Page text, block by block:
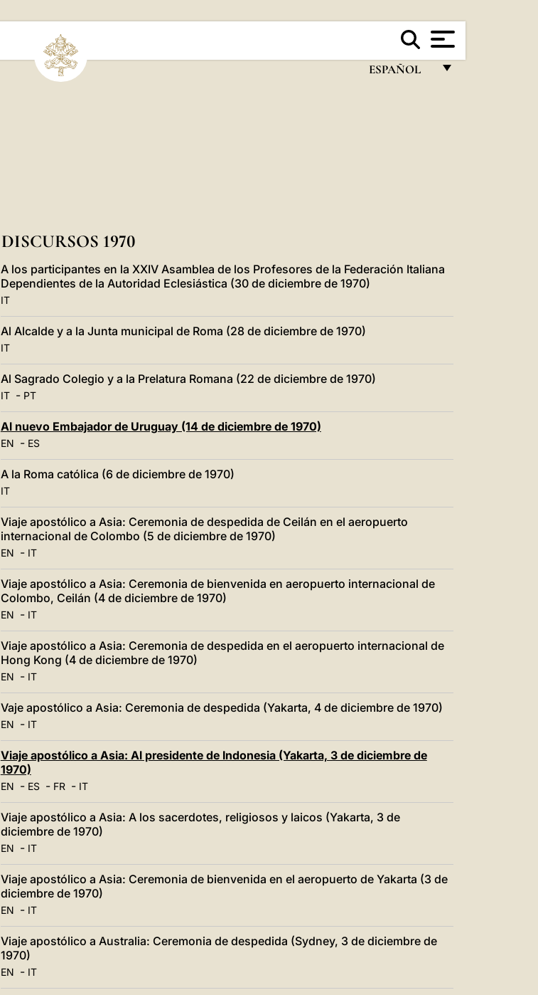
ESPAÑOL
POLSKI
العربيّة
中文
DISCURSOS 1970
A los participantes en la XXIV Asamblea de los Profesores de la Federación Italiana
Dependientes de la Autoridad Eclesiástica (30 de diciembre de 1970)
IT
Al Alcalde y a la Junta municipal de Roma (28 de diciembre de 1970)
IT
Al Sagrado Colegio y a la Prelatura Romana (22 de diciembre de 1970)
IT- PT
Al nuevo Embajador de Uruguay (14 de diciembre de 1970)
EN - ES
A la Roma católica (6 de diciembre de 1970)
IT
Viaje apostólico a Asia: Ceremonia de despedida de Ceilán en el aeropuerto
internacional de Colombo (5 de diciembre de 1970)
EN - IT
Viaje apostólico a Asia: Ceremonia de bienvenida en aeropuerto internacional de
Colombo, Ceilán (4 de diciembre de 1970)
EN - IT
Viaje apostólico a Asia: Ceremonia de despedida en el aeropuerto internacional de
Hong Kong (4 de diciembre de 1970)
EN - IT
Vaje apostólico a Asia: Ceremonia de despedida (Yakarta, 4 de diciembre de 1970)
EN - IT
Viaje apostólico a Asia: Al presidente de Indonesia (Yakarta, 3 de diciembre de
1970)
EN - ES- FR- IT
Viaje apostólico a Asia: A los sacerdotes, religiosos y laicos (Yakarta, 3 de
diciembre de 1970)
EN - IT
Viaje apostólico a Asia: Ceremonia de bienvenida en el aeropuerto de Yakarta (3 de
diciembre de 1970)
EN - IT
Viaje apostólico a Australia: Ceremonia de despedida (Sydney, 3 de diciembre de
1970)
EN - IT